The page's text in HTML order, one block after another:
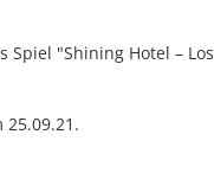
Spiel "Shining Hotel –